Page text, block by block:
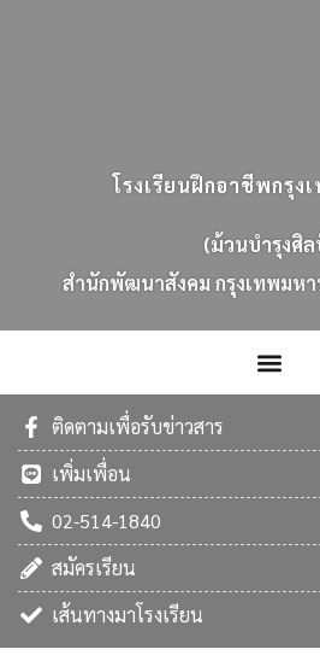
โรงเรียนฝึกอาชีพกรุง
(ม้วนบำรุงศิ
สนกพฒนาสงคม กรงเทพมหา
ติดตามเพื่อรับข่าวสาร
เพิ่มเพื่อน
02-514-1840
สมัครเรียน
เส้นทางมาโรงเรียน